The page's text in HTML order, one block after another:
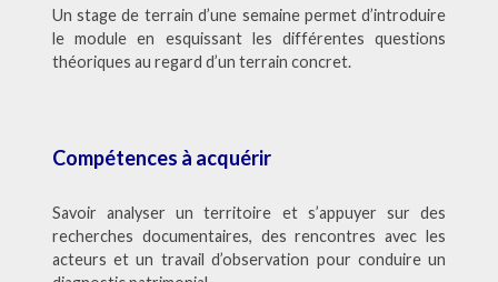
Un stage de terrain d’une semaine permet d’introduire
le module en esquissant les différentes questions
théoriques au regard d’un terrain concret.
Compétences à acquérir
Savoir analyser un territoire et s’appuyer sur des
recherches documentaires, des rencontres avec les
acteurs et un travail d’observation pour conduire un